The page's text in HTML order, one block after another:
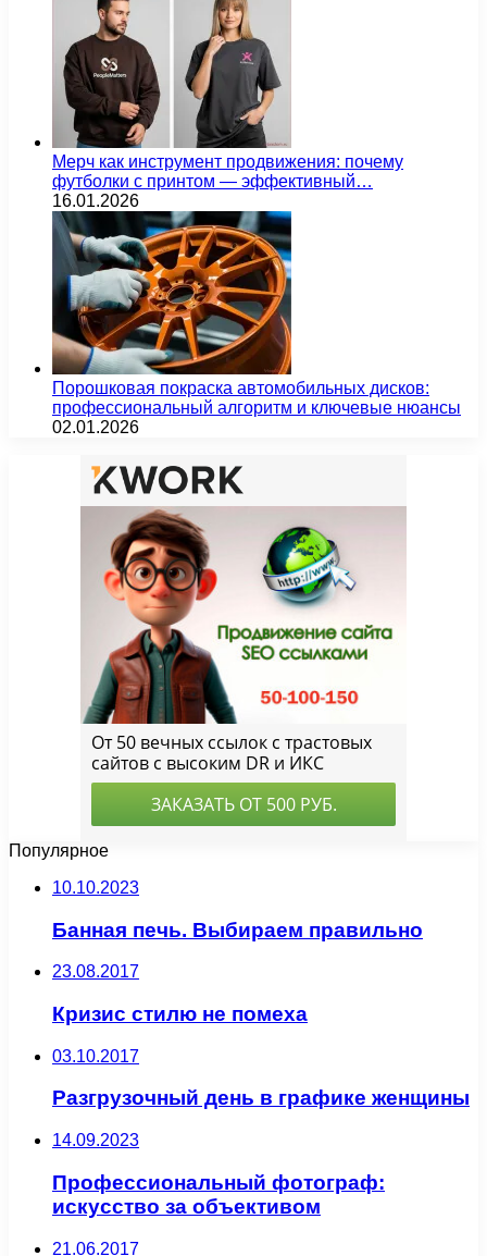
Мерч как инструмент продвижения: почему
футболки с принтом — эффективный…
16.01.2026
Порошковая покраска автомобильных дисков:
профессиональный алгоритм и ключевые нюансы
02.01.2026
Популярное
10.10.2023
Банная печь. Выбираем правильно
23.08.2017
Кризис стилю не помеха
03.10.2017
Разгрузочный день в графике женщины
14.09.2023
Профессиональный фотограф:
искусство за объективом
21.06.2017